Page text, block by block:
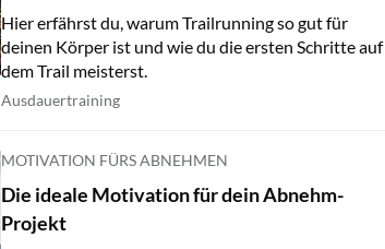
Hier erfährst du, warum Trailrunning so gut für
deinen Körper ist und wie du die ersten Schritte auf
dem Trail meisterst.
Ausdauertraining
MOTIVATION FÜRS ABNEHMEN
Die ideale Motivation für dein Abnehm-
Projekt